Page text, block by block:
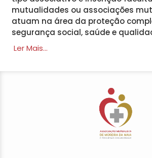
mutualidades ou associações
atuam na área da proteção
segurança social, saúde e
Ler Mais...